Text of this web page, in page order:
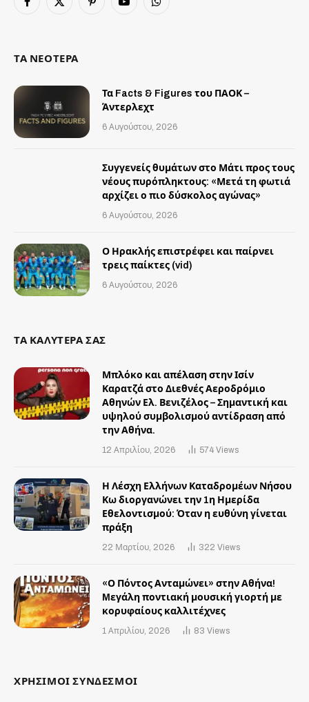
Facebook
X
PinterestYouTubeWhatsApp
ΤΑ ΝΕΟΤΕΡΑ
Τα Facts & Figures του ΠΑΟΚ –
Άντερλεχτ
6 Αυγούστου, 2026
Συγγενείς θυμάτων στο Μάτι προς τους
νέους πυρόπληκτους: «Μετά τη φωτιά
αρχίζει ο πιο δύσκολος αγώνας»
6 Αυγούστου, 2026
Ο Ηρακλής επιστρέφει και παίρνει
τρεις παίκτες (vid)
6 Αυγούστου, 2026
ΤΑ ΚΑΛΥΤΕΡΑ ΣΑΣ
Μπλόκο και απέλαση στην Ισίν
Καρατζά στο Διεθνές Αεροδρόμιο
Αθηνών Ελ. Βενιζέλος – Σημαντική και
υψηλού συμβολισμού αντίδραση από
την Αθήνα.
12 Απριλίου, 2026 574 Views
Η Λέσχη Ελλήνων Καταδρομέων Νήσου
Κω διοργανώνει την 1η Ημερίδα
Εθελοντισμού: Όταν η ευθύνη γίνεται
πράξη
22 Μαρτίου, 2026 322 Views
«Ο Πόντος Ανταμώνει» στην Αθήνα!
Mεγάλη ποντιακή μουσική γιορτή με
κορυφαίους καλλιτέχνες
1 Απριλίου, 2026 83 Views
ΧΡΗΣΙΜΟΙ ΣΥΝΔΕΣΜΟΙ